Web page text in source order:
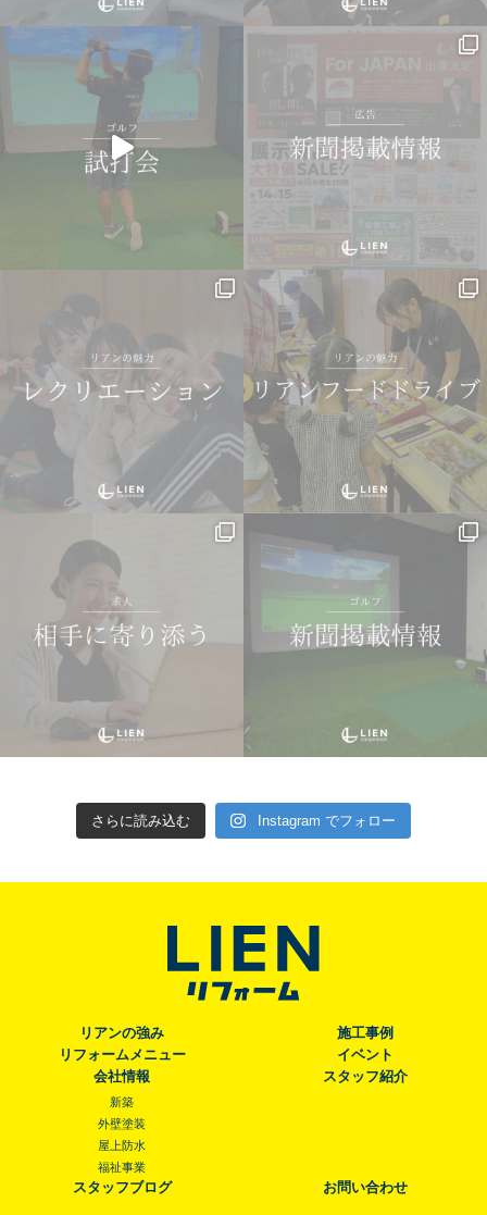
さらに読み込む Instagram でフォロー
リアンの強み
施工事例
リフォームメニュー
イベント
会社情報
新築
外壁塗装
屋上防水
福祉事業
スタッフ紹介
スタッフブログ お問い合わせ